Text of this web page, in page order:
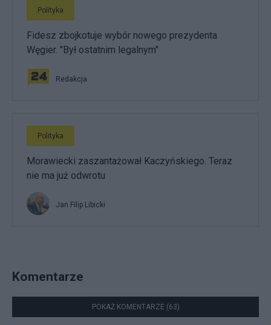
Polityka
Fidesz zbojkotuje wybór nowego prezydenta
Węgier. "Był ostatnim legalnym"
Redakcja
Polityka
Morawiecki zaszantażował Kaczyńskiego. Teraz
nie ma już odwrotu
Jan Filip Libicki
Komentarze
POKAŻ KOMENTARZE (63)